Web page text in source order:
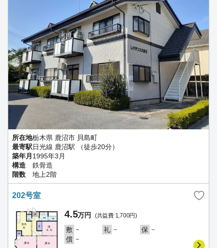
所在地栃木県 鹿沼市 貝島町
最寄駅日光線 鹿沼駅 （徒歩20分）
築年月 1995年3月
構造
鉄骨造
階数
地上2階
202号室
4.5万円 (共益費 1,700円)
敷 － 礼 － 保 －
償 －